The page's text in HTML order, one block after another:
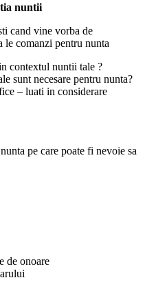
nuntii
cand vine vorba de
le comanzi pentru nunta
contextul nuntii tale ?
sunt necesare pentru nunta?
– luati in considerare
pe care poate fi nevoie sa
de onoare